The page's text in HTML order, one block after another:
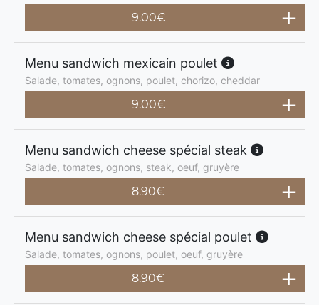
9.00€
Menu sandwich mexicain poulet
Salade, tomates, ognons, poulet, chorizo, cheddar
9.00€
Menu sandwich cheese spécial steak
Salade, tomates, ognons, steak, oeuf, gruyère
8.90€
Menu sandwich cheese spécial poulet
Salade, tomates, ognons, poulet, oeuf, gruyère
8.90€